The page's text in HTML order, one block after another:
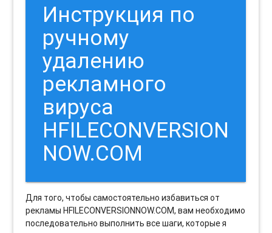
Инструкция по
ручному
удалению
рекламного
вируса
HFILECONVERSION
NOW.COM
Для того, чтобы самостоятельно избавиться от
рекламы HFILECONVERSIONNOW.COM, вам необходимо
последовательно выполнить все шаги, которые я